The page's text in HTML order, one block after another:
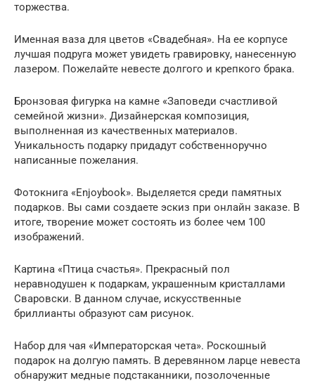
торжества.
Именная ваза для цветов «Свадебная». На ее корпусе
лучшая подруга может увидеть гравировку, нанесенную
лазером. Пожелайте невесте долгого и крепкого брака.
Бронзовая фигурка на камне «Заповеди счастливой
семейной жизни». Дизайнерская композиция,
выполненная из качественных материалов.
Уникальность подарку придадут собственноручно
написанные пожелания.
Фотокнига «Enjoybook». Выделяется среди памятных
подарков. Вы сами создаете эскиз при онлайн заказе. В
итоге, творение может состоять из более чем 100
изображений.
Картина «Птица счастья». Прекрасный пол
неравнодушен к подаркам, украшенным кристаллами
Сваровски. В данном случае, искусственные
бриллианты образуют сам рисунок.
Набор для чая «Императорская чета». Роскошный
подарок на долгую память. В деревянном ларце невеста
обнаружит медные подстаканники, позолоченные